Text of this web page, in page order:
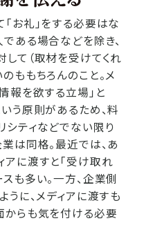
お礼」をする必要はな
ある場合などを除き、
て（取材を受けてくれ
ももちろんのこと。メ
報を欲する立場」と
う原則があるため、料
シティなどでない限り
は同格。最近では、あ
アに渡すと「受け取れ
も多い。一方、企業側
うに、メディアに渡すも
からも気を付ける必要